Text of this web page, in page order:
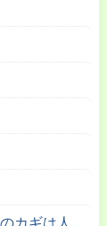
最強魔王は無双してたのに ～女体化解除のカギは人助けの旅でした～